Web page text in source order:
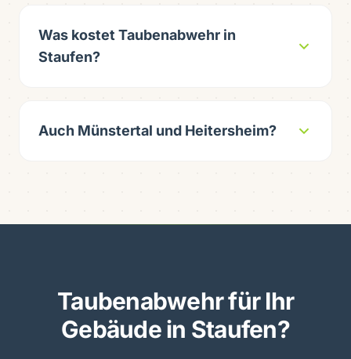
Was kostet Taubenabwehr in
Staufen?
Auch Münstertal und Heitersheim?
Taubenabwehr für Ihr
Gebäude in Staufen?